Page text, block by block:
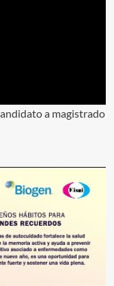
a magistrado